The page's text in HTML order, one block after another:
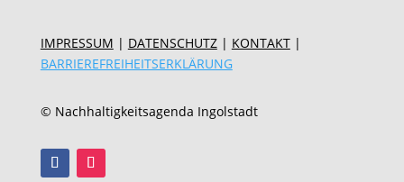
IMPRESSUM | DATENSCHUTZ| KONTAKT |
BARRIEREFREIHEITSERKLÄRUNG
© Nachhaltigkeitsagenda Ingolstadt